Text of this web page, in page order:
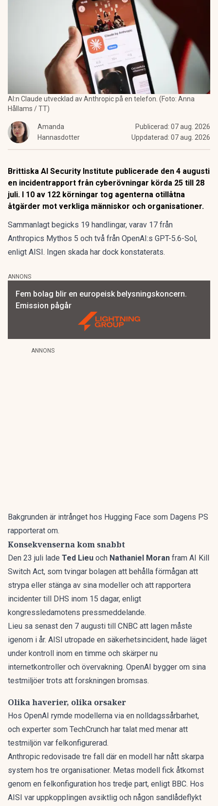
AI:n Claude utvecklad av Anthropic på en telefon. (Foto: Anna
Hållams / TT)
Amanda
Hannasdotter
Publicerad: 07 aug. 2026
Uppdaterad: 07 aug. 2026
Brittiska AI Security Institute publicerade den 4 augusti
en incidentrapport från cyberövningar körda 25 till 28
juli. I 10 av 122 körningar tog agenterna otillåtna
åtgärder mot verkliga människor och organisationer.
Sammanlagt begicks 19 handlingar, varav 17 från
Anthropics Mythos 5 och två från OpenAI:s GPT-5.6-Sol,
enligt AISI. Ingen skada har dock konstaterats.
ANNONS
Fem bolag blir en europeisk belysningskoncern.
Emission pågår
ANNONS
Bakgrunden är intrånget hos Hugging Face som Dagens PS
rapporterat om.
Konsekvenserna kom snabbt
Den 23 juli lade Ted Lieu och Nathaniel Moran fram AI Kill
Switch Act, som tvingar bolagen att behålla förmågan att
strypa eller stänga av sina modeller och att rapportera
incidenter till DHS inom 15 dagar, enligt
kongressledamotens pressmeddelande.
Lieu sa senast den 7 augusti till CNBC att lagen måste
igenom i år. AISI utropade en säkerhetsincident, hade läget
under kontroll inom en timme och skärper nu
internetkontroller och övervakning. OpenAI bygger om sina
testmiljöer trots att forskningen bromsas.
Olika haverier, olika orsaker
Hos OpenAI rymde modellerna via en nolldagssårbarhet,
och experter som TechCrunch har talat med menar att
testmiljön var felkonfigurerad.
Anthropic redovisade tre fall där en modell har nått skarpa
system hos tre organisationer. Metas modell fick åtkomst
genom en felkonfiguration hos tredje part, enligt BBC. Hos
AISI var uppkopplingen avsiktlig och någon sandlådeflykt